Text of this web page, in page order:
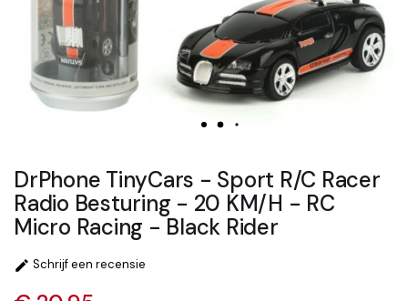
DrPhone TinyCars - Sport R/C Racer
Radio Besturing - 20 KM/H - RC
Micro Racing - Black Rider
 Schrijf een recensie